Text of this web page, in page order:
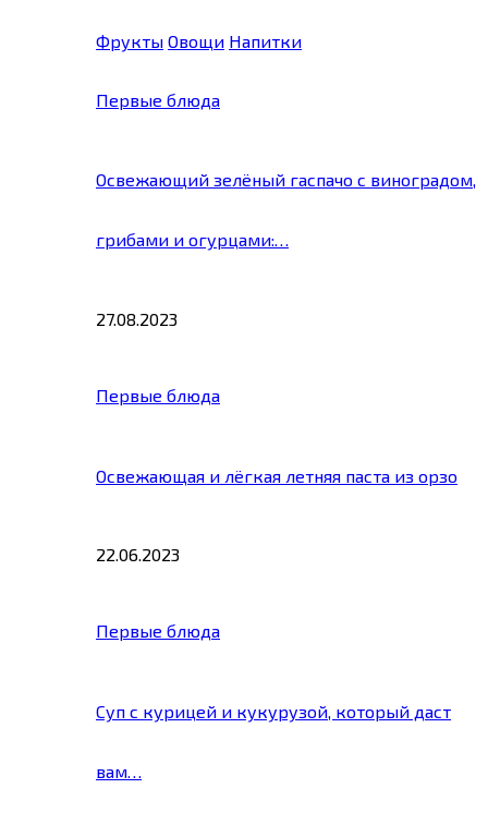
Фрукты Овощи Напитки
Первые блюда
Освежающий зелёный гаспачо с виноградом,
грибами и огурцами:…
27.08.2023
Первые блюда
Освежающая и лёгкая летняя паста из орзо
22.06.2023
Первые блюда
Суп с курицей и кукурузой, который даст
вам…